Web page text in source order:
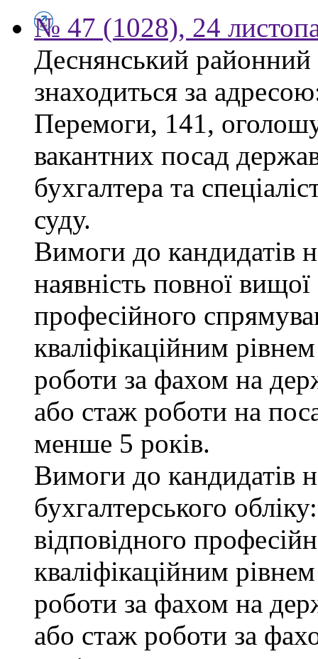
№ 47 (1028), 24
Деснянський
знаходиться за
Перемоги, 141,
вакантних посад
бухгалтера та
суду.
Вимоги до кандидатів
наявність повної вищої
професійного
кваліфікаційним
роботи за фахом на
або стаж роботи на
менше 5 років.
Вимоги до кандидатів
бухгалтерського
відповідного
кваліфікаційним
роботи за фахом на
або стаж роботи за